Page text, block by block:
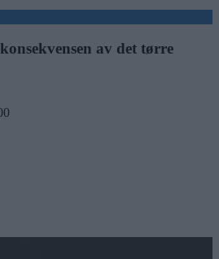
av det tørre